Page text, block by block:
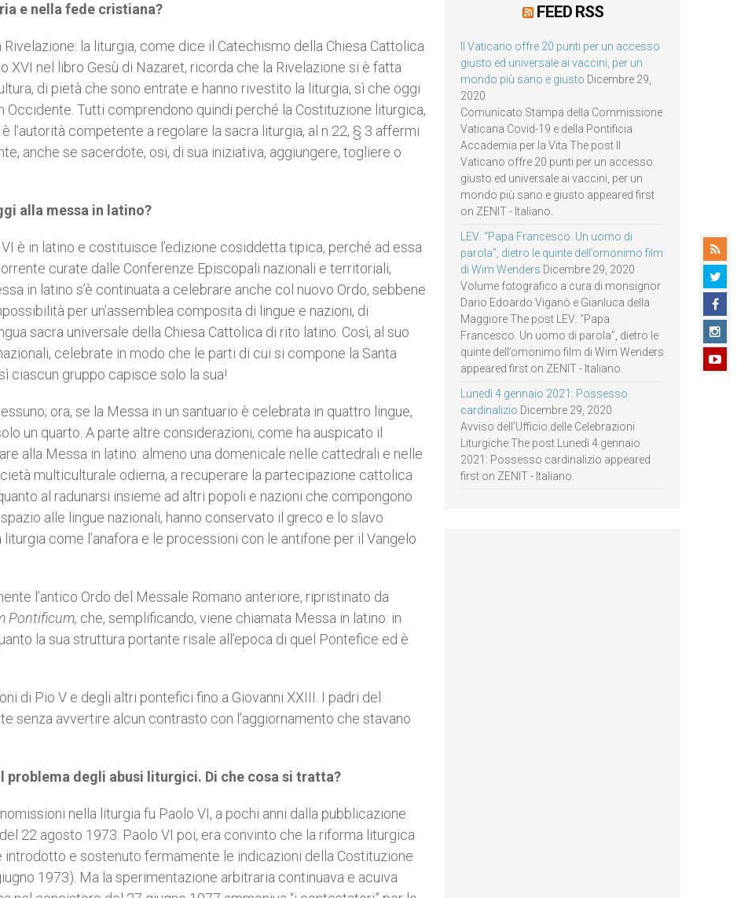
e nella fede cristiana?
la liturgia, come dice il Catechismo della Chiesa Cattolica
nel libro Gesù di Nazaret, ricorda che la Rivelazione si è fatta
di pietà che sono entrate e hanno rivestito la liturgia, sì che oggi
Tutti comprendono quindi perché la Costituzione liturgica,
l’autorità competente a regolare la sacra liturgia, al n 22, § 3 affermi
anche se sacerdote, osi, di sua iniziativa, aggiungere, togliere o
alla messa in latino?
è in latino e costituisce l’edizione cosiddetta tipica, perché ad essa
curate dalle Conferenze Episcopali nazionali e territoriali,
in latino s’è continuata a celebrare anche col nuovo Ordo, sebbene
per un’assemblea composita di lingue e nazioni, di
sacra universale della Chiesa Cattolica di rito latino. Così, al suo
celebrate in modo che le parti di cui si compone la Santa
ciascun gruppo capisce solo la sua!
ora, se la Messa in un santuario è celebrata in quattro lingue,
un quarto. A parte altre considerazioni, come ha auspicato il
alla Messa in latino: almeno una domenicale nelle cattedrali e nelle
multiculturale odierna, a recuperare la partecipazione cattolica
al radunarsi insieme ad altri popoli e nazioni che compongono
alle lingue nazionali, hanno conservato il greco e lo slavo
come l’anafora e le processioni con le antifone per il Vangelo
l’antico Ordo del Messale Romano anteriore, ripristinato da
Pontificum, che, semplificando, viene chiamata Messa in latino: in
la sua struttura portante risale all’epoca di quel Pontefice ed è
di Pio V e degli altri pontefici fino a Giovanni XXIII. I padri del
senza avvertire alcun contrasto con l’aggiornamento che stavano
degli abusi liturgici. Di che cosa si tratta?
nella liturgia fu Paolo VI, a pochi anni dalla pubblicazione
22 agosto 1973. Paolo VI poi, era convinto che la riforma liturgica
e sostenuto fermamente le indicazioni della Costituzione
1973). Ma la sperimentazione arbitraria continuava e acuiva
FEED RSS
Il Vaticano offre 20 punti per un accesso
giusto ed universale ai vaccini, per un
mondo più sano e giusto Dicembre 29,
2020
Comunicato Stampa della Commissione
Vaticana Covid-19 e della Pontificia
Accademia per la Vita The post Il
Vaticano offre 20 punti per un accesso
giusto ed universale ai vaccini, per un
mondo più sano e giusto appeared first
on ZENIT - Italiano.
LEV: “Papa Francesco. Un uomo di
parola”, dietro le quinte dell’omonimo film
di Wim Wenders Dicembre 29, 2020
Volume fotografico a cura di monsignor
Dario Edoardo Viganò e Gianluca della
Maggiore The post LEV: “Papa
Francesco. Un uomo di parola”, dietro le
quinte dell’omonimo film di Wim Wenders
appeared first on ZENIT - Italiano.
Lunedì 4 gennaio 2021: Possesso
cardinalizio Dicembre 29, 2020
Avviso dell’Ufficio delle Celebrazioni
Liturgiche The post Lunedì 4 gennaio
2021: Possesso cardinalizio appeared
first on ZENIT - Italiano.